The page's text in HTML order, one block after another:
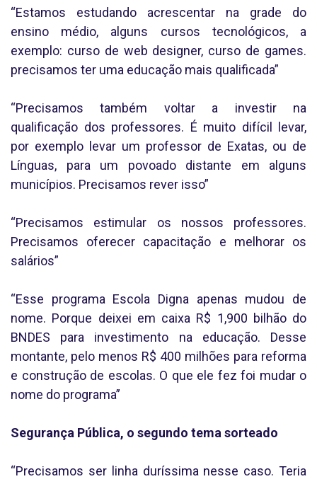
“Estamos estudando acrescentar na grade do
ensino médio, alguns cursos tecnológicos, a
exemplo: curso de web designer, curso de games.
precisamos ter uma educação mais qualificada”
“Precisamos também voltar a investir na
qualificação dos professores. É muito difícil levar,
por exemplo levar um professor de Exatas, ou de
Línguas, para um povoado distante em alguns
municípios. Precisamos rever isso”
“Precisamos estimular os nossos professores.
Precisamos oferecer capacitação e melhorar os
salários”
“Esse programa Escola Digna apenas mudou de
nome. Porque deixei em caixa R$ 1,900 bilhão do
BNDES para investimento na educação. Desse
montante, pelo menos R$ 400 milhões para reforma
e construção de escolas. O que ele fez foi mudar o
nome do programa”
Segurança Pública, o segundo tema sorteado
“Precisamos ser linha duríssima nesse caso. Teria